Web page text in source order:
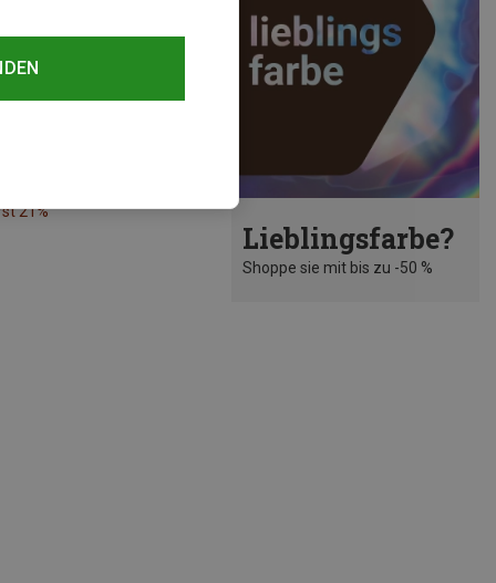
21%
Lieblingsfarbe?
Shoppe sie mit bis zu -50 %